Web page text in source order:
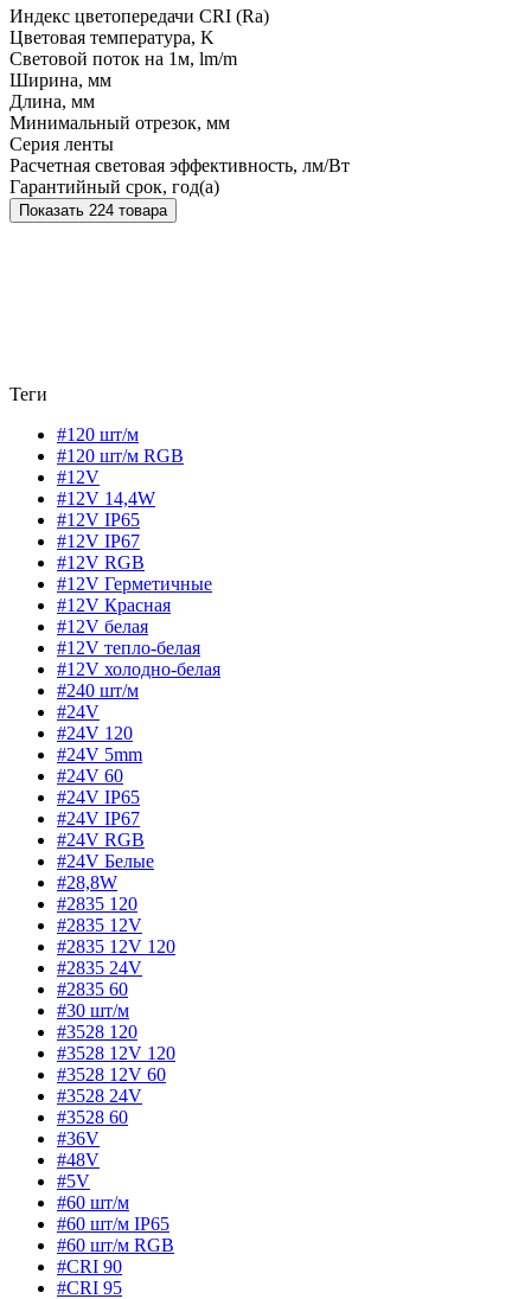
Индекс цветопередачи CRI (Ra)
Цветовая температура, K
Световой поток на 1м, lm/m
Ширина, мм
Длина, мм
Минимальный отрезок, мм
Серия ленты
Расчетная световая эффективность, лм/Вт
Гарантийный срок, год(а)
Показать 224 товара
Теги
#120 шт/м
#120 шт/м RGB
#12V
#12V 14,4W
#12V IP65
#12V IP67
#12V RGB
#12V Герметичные
#12V Красная
#12V белая
#12V тепло-белая
#12V холодно-белая
#240 шт/м
#24V
#24V 120
#24V 5mm
#24V 60
#24V IP65
#24V IP67
#24V RGB
#24V Белые
#28,8W
#2835 120
#2835 12V
#2835 12V 120
#2835 24V
#2835 60
#30 шт/м
#3528 120
#3528 12V 120
#3528 12V 60
#3528 24V
#3528 60
#36V
#48V
#5V
#60 шт/м
#60 шт/м IP65
#60 шт/м RGB
#CRI 90
#CRI 95